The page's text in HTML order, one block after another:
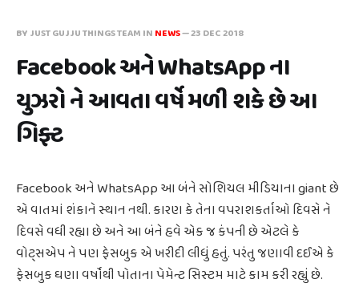
BY JUST GUJJU THINGS TEAM IN NEWS—23 DEC 2018
Facebook અને WhatsApp ના
યુઝરો ને આવતા વર્ષે મળી શકે છે આ
ગિફ્ટ
Facebook અને WhatsApp આ બંને સોશિયલ મીડિયાના giant છે
એ વાતમાં શંકાને સ્થાન નથી. કારણ કે તેના વપરાશકર્તાઓ દિવસે ને
દિવસે વધી રહ્યા છે અને આ બંને હવે એક જ કંપની છે એટલે કે
વોટ્સએપ ને પણ ફેસબુક એ ખરીદી લીધું હતું. પરંતુ જણાવી દઈએ કે
ફેસબુક ઘણા વર્ષોથી પોતાના પેમેન્ટ સિસ્ટમ માટે કામ કરી રહ્યું છે.